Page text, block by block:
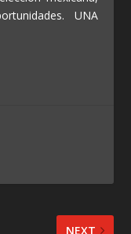
UNA
NEXT